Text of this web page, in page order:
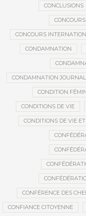
CONCLUSIONS
CONCOURS
CONDAMNATION
CONDAMNATION
CONDITION
CONDITIONS DE VIE
CONDITIONS DE VIE
CONFÉRENCE DES
CONFIANCE CITOYENNE